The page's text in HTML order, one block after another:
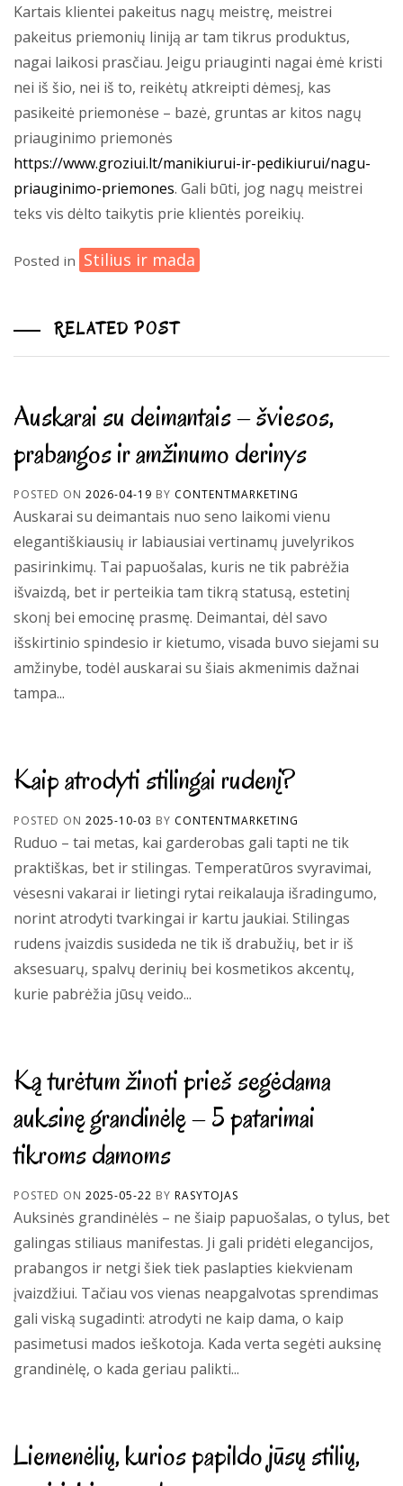
Kartais klientei pakeitus nagų meistrę, meistrei
pakeitus priemonių liniją ar tam tikrus produktus,
nagai laikosi prasčiau. Jeigu priauginti nagai ėmė kristi
nei iš šio, nei iš to, reikėtų atkreipti dėmesį, kas
pasikeitė priemonėse – bazė, gruntas ar kitos nagų
priauginimo priemonės
https://www.groziui.lt/manikiurui-ir-pedikiurui/nagu-
priauginimo-priemones. Gali būti, jog nagų meistrei
teks vis dėlto taikytis prie klientės poreikių.
Posted in Stilius ir mada
RELATED POST
Auskarai su deimantais – šviesos,
prabangos ir amžinumo derinys
POSTED ON 2026-04-19 BY CONTENTMARKETING
Auskarai su deimantais nuo seno laikomi vienu
elegantiškiausių ir labiausiai vertinamų juvelyrikos
pasirinkimų. Tai papuošalas, kuris ne tik pabrėžia
išvaizdą, bet ir perteikia tam tikrą statusą, estetinį
skonį bei emocinę prasmę. Deimantai, dėl savo
išskirtinio spindesio ir kietumo, visada buvo siejami su
amžinybe, todėl auskarai su šiais akmenimis dažnai
tampa...
Kaip atrodyti stilingai rudenį?
POSTED ON 2025-10-03 BY CONTENTMARKETING
Ruduo – tai metas, kai garderobas gali tapti ne tik
praktiškas, bet ir stilingas. Temperatūros svyravimai,
vėsesni vakarai ir lietingi rytai reikalauja išradingumo,
norint atrodyti tvarkingai ir kartu jaukiai. Stilingas
rudens įvaizdis susideda ne tik iš drabužių, bet ir iš
aksesuarų, spalvų derinių bei kosmetikos akcentų,
kurie pabrėžia jūsų veido...
Ką turėtum žinoti prieš segėdama
auksinę grandinėlę – 5 patarimai
tikroms damoms
POSTED ON 2025-05-22 BY RASYTOJAS
Auksinės grandinėlės – ne šiaip papuošalas, o tylus, bet
galingas stiliaus manifestas. Ji gali pridėti elegancijos,
prabangos ir netgi šiek tiek paslapties kiekvienam
įvaizdžiui. Tačiau vos vienas neapgalvotas sprendimas
gali viską sugadinti: atrodyti ne kaip dama, o kaip
pasimetusi mados ieškotoja. Kada verta segėti auksinę
grandinėlę, o kada geriau palikti...
Liemenėlių, kurios papildo jūsų stilių,